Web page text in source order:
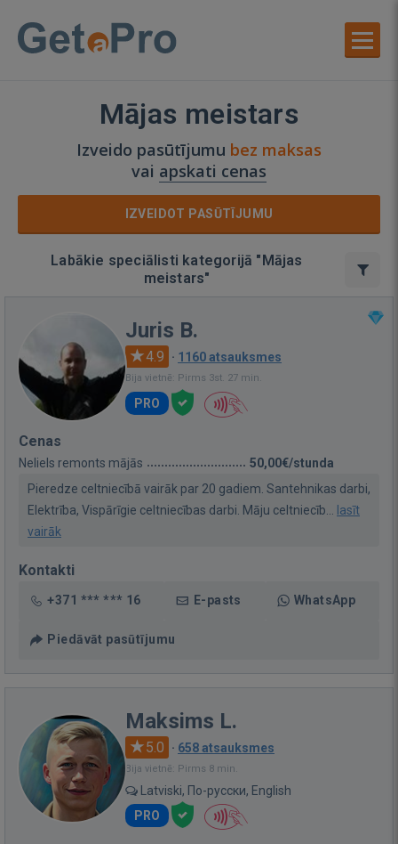
Mājas meistars
Izveido pasūtījumu bez maksas
vai apskati cenas
IZVEIDOT PASŪTĪJUMU
Labākie speciālisti kategorijā "Mājas
meistars"
Juris B.
4.9 · 1160 atsauksmes
Bija vietnē: Pirms 3st. 27 min.
PRO
Cenas
Neliels remonts mājās
50,00€/stunda
Pieredze celtniecībā vairāk par 20 gadiem. Santehnikas darbi,
Elektrība, Vispārīgie celtniecības darbi. Māju celtniecīb...
lasīt
vairāk
Kontakti
+371 *** *** 16 E-pasts WhatsApp
Piedāvāt pasūtījumu
Maksims L.
5.0 · 658 atsauksmes
Bija vietnē: Pirms 8 min.
Latviski, По-русски, English
PRO